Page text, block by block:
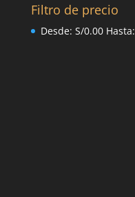
Filtro de precio
Desde: S/0.00Hasta: